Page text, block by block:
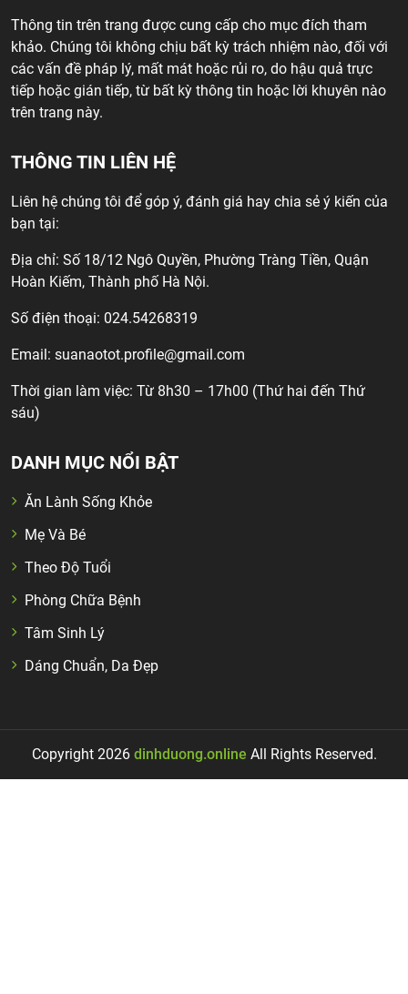
Thông tin trên trang được cung cấp cho mục đích tham
khảo. Chúng tôi không chịu bất kỳ trách nhiệm nào, đối với
các vấn đề pháp lý, mất mát hoặc rủi ro, do hậu quả trực
tiếp hoặc gián tiếp, từ bất kỳ thông tin hoặc lời khuyên nào
trên trang này.
THÔNG TIN LIÊN HỆ
Liên hệ chúng tôi để góp ý, đánh giá hay chia sẻ ý kiến của
bạn tại:
Địa chỉ: Số 18/12 Ngô Quyền, Phường Tràng Tiền, Quận
Hoàn Kiếm, Thành phố Hà Nội.
Số điện thoại: 024.54268319
Email: suanaotot.profile@gmail.com
Thời gian làm việc: Từ 8h30 – 17h00 (Thứ hai đến Thứ
sáu)
DANH MỤC NỔI BẬT
Ăn Lành Sống Khỏe
Mẹ Và Bé
Theo Độ Tuổi
Phòng Chữa Bệnh
Tâm Sinh Lý
Dáng Chuẩn, Da Đẹp
Copyright 2026 dinhduong.online All Rights Reserved.